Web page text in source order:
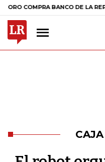
BANCO DE LA REPÚBLICA